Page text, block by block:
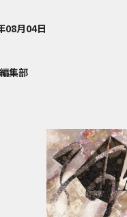
08月04日
集部